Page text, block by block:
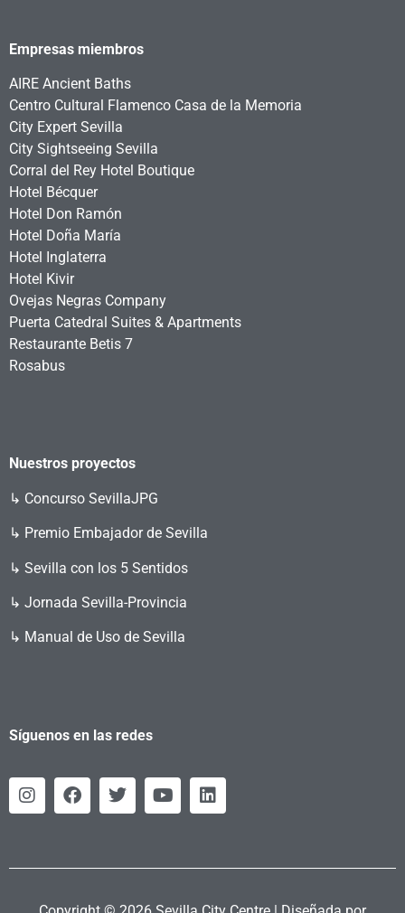
Empresas miembros
AIRE Ancient Baths
Centro Cultural Flamenco Casa de la Memoria
City Expert Sevilla
City Sightseeing Sevilla
Corral del Rey Hotel Boutique
Hotel Bécquer
Hotel Don Ramón
Hotel Doña María
Hotel Inglaterra
Hotel Kivir
Ovejas Negras Company
Puerta Catedral Suites & Apartments
Restaurante Betis 7
Rosabus
Nuestros proyectos
↳ Concurso SevillaJPG
↳ Premio Embajador de Sevilla
↳ Sevilla con los 5 Sentidos
↳ Jornada Sevilla-Provincia
↳ Manual de Uso de Sevilla
Síguenos en las redes